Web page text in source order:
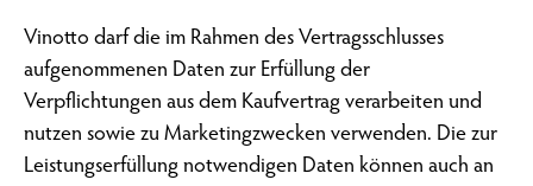
Vinotto darf die im Rahmen des Vertragsschlusses
aufgenommenen Daten zur Erfüllung der
Verpflichtungen aus dem Kaufvertrag verarbeiten und
nutzen sowie zu Marketingzwecken verwenden. Die zur
Leistungserfüllung notwendigen Daten können auch an